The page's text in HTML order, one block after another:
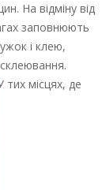
На відміну від
заповнюють
і клею,
тих місцях, де